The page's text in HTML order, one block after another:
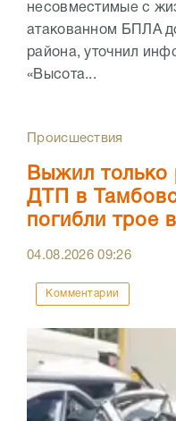
несовместимые с
атакованном БПЛА
района, уточнил
«Высота...
Происшествия
Выжил только
ДТП в
погибли трое
04.08.202609:26
Комментарии